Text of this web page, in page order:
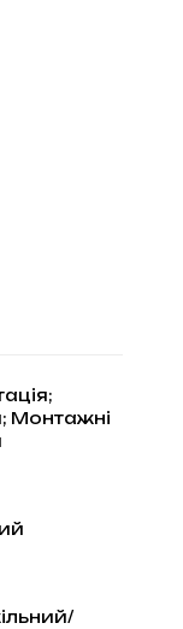
Монтажні